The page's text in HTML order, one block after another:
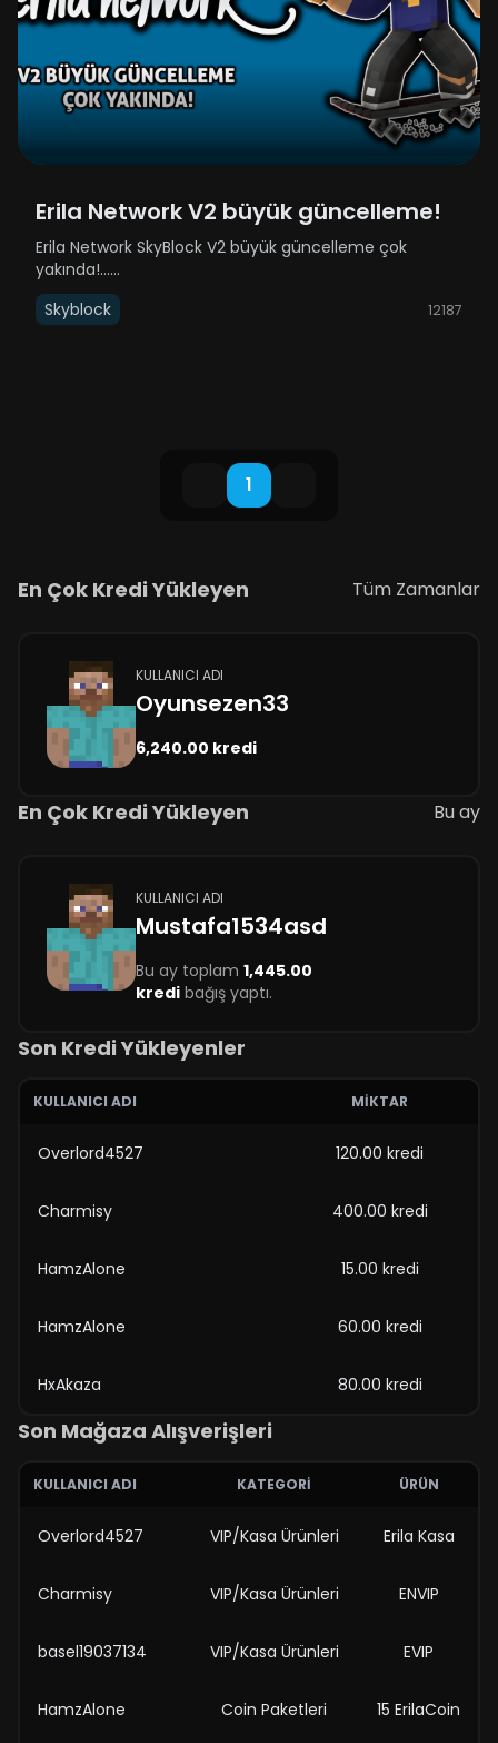
Erila Network V2 büyük güncelleme!
Erila Network SkyBlock V2 büyük güncelleme çok
yakında!......
Skyblock
12187
1
En Çok Kredi Yükleyen Tüm Zamanlar
KULLANICI ADI
Oyunsezen33
6,240.00 kredi
En Çok Kredi Yükleyen Bu ay
KULLANICI ADI
Mustafa1534asd
Bu ay toplam 1,445.00
kredi bağış yaptı.
Son Kredi Yükleyenler
KULLANICI ADI MIKTAR
Overlord4527 120.00 kredi
Charmisy 400.00 kredi
HamzAlone 15.00 kredi
HamzAlone 60.00 kredi
HxAkaza 80.00 kredi
Son Mağaza Alışverişleri
KULLANICI ADI KATEGORI ÜRÜN
Overlord4527 VIP/Kasa Ürünleri Erila Kasa
Charmisy VIP/Kasa Ürünleri ENVIP
basel19037134 VIP/Kasa Ürünleri EVIP
HamzAlone Coin Paketleri 15 ErilaCoin